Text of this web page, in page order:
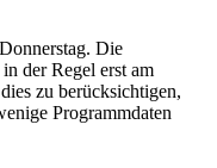
Die
der Regel erst am
zu berücksichtigen,
Programmdaten